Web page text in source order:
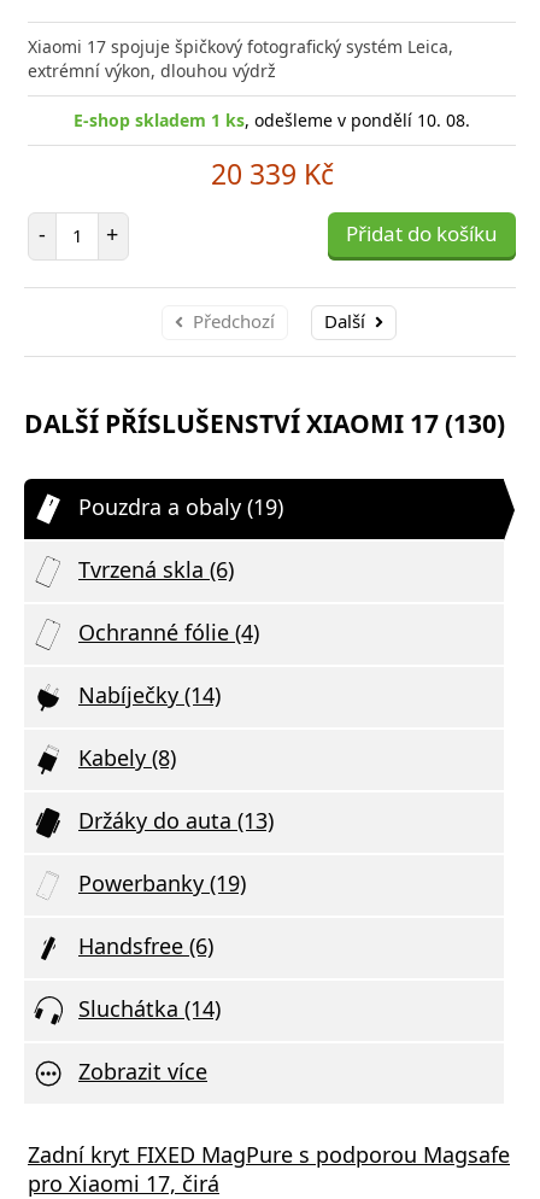
Xiaomi 17 spojuje špičkový fotografický systém Leica,
extrémní výkon, dlouhou výdrž
E-shop skladem 1 ks, odešleme v pondělí 10. 08.
20 339 Kč
- Počet položek
+ Přidat do košíku
Předchozí Další
DALŠÍ PŘÍSLUŠENSTVÍ XIAOMI 17 (130)
Pouzdra a obaly (19)
Tvrzená skla (6)
Ochranné fólie (4)
Nabíječky (14)
Kabely (8)
Držáky do auta (13)
Powerbanky (19)
Handsfree (6)
Sluchátka (14)
Zobrazit více
Zadní kryt FIXED MagPure s podporou Magsafe
pro Xiaomi 17, čirá
SÍŤOVÝ ADAPTÉR GaN 1x USB-C 35W
DELIVERY ČERNÝ